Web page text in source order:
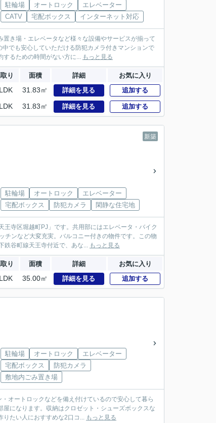
駐輪場 オートロック
エレベーター
CATV
宅配ボックス インターネット対応
き場・エレベータなど様々な設備やサービスが揃って
でも安心していただける防犯カメラ付きマンションで
するための時間がない方に... もっと見る
り 面積 詳細 お気に入り
31.83㎡ 詳細を見る 追加する
31.83㎡ 詳細を見る 追加する
新築
駐輪場 オートロック
エレベーター
宅配ボックス
防犯カメラ 閑静な住宅地
王寺区堀越町PJ」です。共用部にはエレベータ・バイク
チンなど大変充実。バルコニー付きの物件です。この物
鉄谷町線天王寺付近で、あな... もっと見る
り 面積 詳細 お気に入り
35.00㎡ 詳細を見る 追加する
駐輪場 オートロック
エレベーター
宅配ボックス
防犯カメラ
敷地内ごみ置き場
オートロックなどを備え付けているので安心して暮ら
になります。収納はクロゼット・シューズボックスな
りたい人におすすめな2口コ... もっと見る